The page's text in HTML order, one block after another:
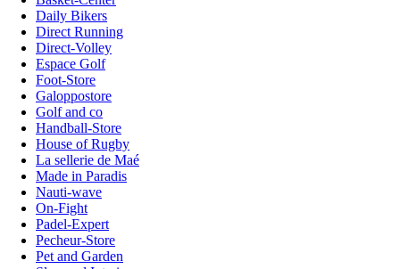
Daily Bikers
Direct Running
Direct-Volley
Espace Golf
Foot-Store
Galoppostore
Golf and co
Handball-Store
House of Rugby
La sellerie de Maé
Made in Paradis
Nauti-wave
On-Fight
Padel-Expert
Pecheur-Store
Pet and Garden